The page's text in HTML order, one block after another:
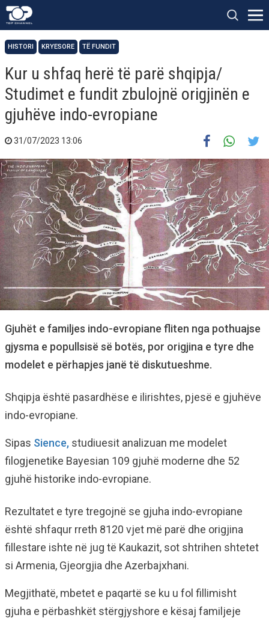
HISTORI KRYESORE TË FUNDIT
Kur u shfaq herë të parë shqipja/
Studimet e fundit zbulojnë origjinën e
gjuhëve indo-evropiane
31/07/2023 13:06
Gjuhët e familjes indo-evropiane fliten nga pothuajse
gjysma e popullsisë së botës, por origjina e tyre dhe
modelet e përhapjes janë të diskutueshme.
Shqipja është pasardhëse e ilirishtes, pjesë e gjuhëve
indo-evropiane.
Sipas Sience, studiuesit analizuan me modelet
filogjenetike Bayesian 109 gjuhë moderne dhe 52
gjuhë historike indo-evropiane.
Rezultatet e tyre tregojnë se gjuha indo-evropiane
është shfaqur rreth 8120 vjet më parë dhe origjina
fillestare ishte në jug të Kaukazit, sot shtrihen shtetet
si Armenia, Gjeorgjia dhe Azerbajxhani.
Megjithatë, mbetet e paqartë se ku u fol fillimisht
gjuha e përbashkët stërgjyshore e kësaj familjeje